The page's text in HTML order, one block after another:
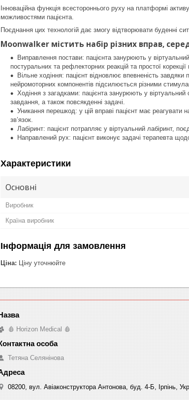
Інноваційна функція всестороннього руху на платформі
можливостями пацієнта.
Поєднання цих технологій дає змогу відтворювати буденні
Moonwalker містить набір різних вправ,
Виправлення постави: пацієнта занурюють у
постуральних та рефлекторних реакцій та простої корекції
Вільне ходіння: пацієнт відновлює впевненість
нейромоторних компонентів підсилюється різними
Ходіння з загадками: пацієнта занурюють у віртуальний
завдання, а також повсякденні задачі.
Уникання перешкод: у цій вправі пацієнт має реагувати
зв’язок.
Лабіринт: пацієнт потрапляє у віртуальний лабіринт,
Направлений рух: пацієнт виконує задачі терапевта
Характеристики
Основні
Виробник
Країна виробник
Інформація для замовлення
Ціна: Ціну уточнюйте
🩸 Horizon Medical 🩸
Тетяна Селянінова
08200, вул. Авіаконструктора Антонова, буд. 4-Б, Ірпінь,